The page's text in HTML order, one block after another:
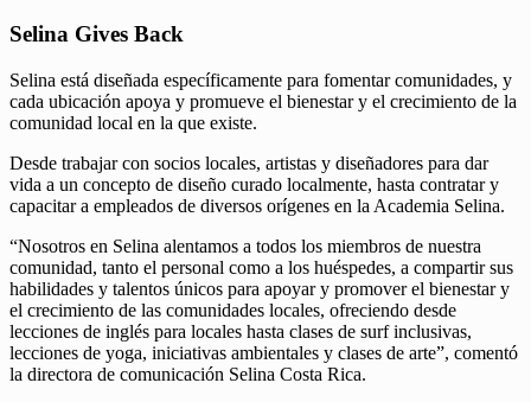
Selina Gives Back
Selina está diseñada específicamente para fomentar comunidades, y
cada ubicación apoya y promueve el bienestar y el crecimiento de la
comunidad local en la que existe.
Desde trabajar con socios locales, artistas y diseñadores para dar
vida a un concepto de diseño curado localmente, hasta contratar y
capacitar a empleados de diversos orígenes en la Academia Selina.
“Nosotros en Selina alentamos a todos los miembros de nuestra
comunidad, tanto el personal como a los huéspedes, a compartir sus
habilidades y talentos únicos para apoyar y promover el bienestar y
el crecimiento de las comunidades locales, ofreciendo desde
lecciones de inglés para locales hasta clases de surf inclusivas,
lecciones de yoga, iniciativas ambientales y clases de arte”, comentó
la directora de comunicación Selina Costa Rica.